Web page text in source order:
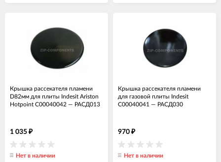
Крышка рассекателя пламени
D82мм для плиты Indesit Ariston
Hotpoint C00040042 — РАСД013
1 035 ₽
Нет в наличии
Крышка рассекателя пламени
для газовой плиты Indesit
C00040041 — РАСД030
970 ₽
Нет в наличии